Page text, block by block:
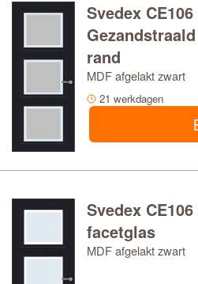
Svedex
rand
MDF afgelakt zwart
21 werkdagen
Svedex
facetglas
MDF afgelakt zwart